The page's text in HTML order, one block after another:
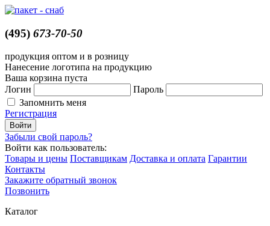
(495) 673-70-50
продукция оптом и в розницу
Нанесение логотипа на продукцию
Ваша корзина пуста
Логин
Пароль
Запомнить меня
Регистрация
Забыли свой пароль?
Войти как пользователь:
Товары и цены Поставщикам Доставка и оплата Гарантии
Контакты
Закажите обратный звонок
Позвонить
Каталог